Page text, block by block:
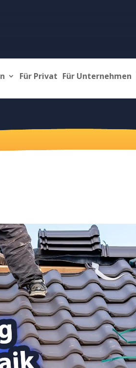
Für Privat Für Unternehmen